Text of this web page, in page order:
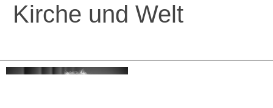
Kirche und Welt